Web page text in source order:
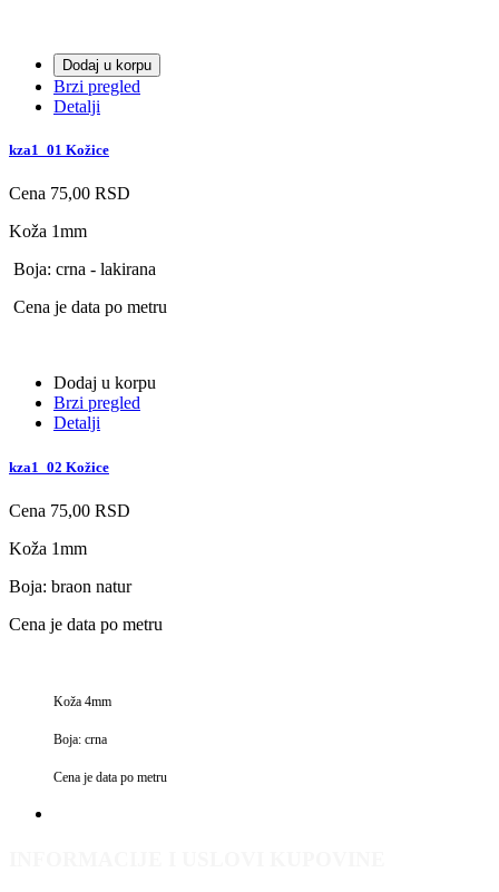
Dodaj u korpu
Brzi pregled
Detalji
kza1_01 Kožice
Cena 75,00 RSD
Koža 1mm
Boja: crna - lakirana
Cena je data po metru
Dodaj u korpu
Brzi pregled
Detalji
kza1_02 Kožice
Cena 75,00 RSD
Koža 1mm
Boja: braon natur
Cena je data po metru
Koža 4mm
Boja: crna
Cena je data po metru